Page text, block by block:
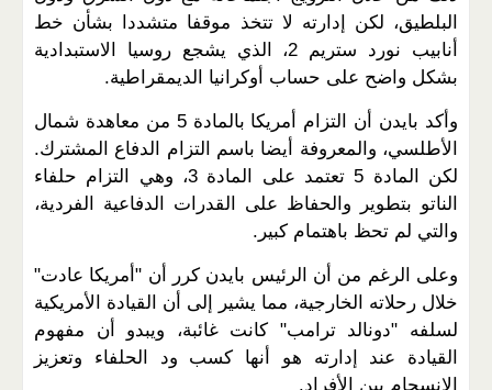
البلطيق، لكن إدارته لا تتخذ موقفا متشددا بشأن خط
أنابيب نورد ستريم 2، الذي يشجع روسيا الاستبدادية
بشكل واضح على حساب أوكرانيا الديمقراطية.
وأكد بايدن أن التزام أمريكا بالمادة 5 من معاهدة شمال
الأطلسي، والمعروفة أيضا باسم التزام الدفاع المشترك.
لكن المادة 5 تعتمد على المادة 3، وهي التزام حلفاء
الناتو بتطوير والحفاظ على القدرات الدفاعية الفردية،
والتي لم تحظ باهتمام كبير.
وعلى الرغم من أن الرئيس بايدن كرر أن "أمريكا عادت"
خلال رحلاته الخارجية، مما يشير إلى أن القيادة الأمريكية
لسلفه "دونالد ترامب" كانت غائبة، ويبدو أن مفهوم
القيادة عند إدارته هو أنها كسب ود الحلفاء وتعزيز
الانسجام بين الأفراد.